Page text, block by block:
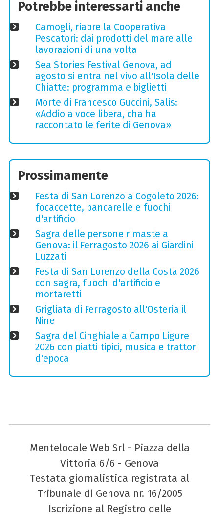
Potrebbe interessarti anche
Camogli, riapre la Cooperativa
Pescatori: dai prodotti del mare alle
lavorazioni di una volta
Sea Stories Festival Genova, ad
agosto si entra nel vivo all'Isola delle
Chiatte: programma e biglietti
Morte di Francesco Guccini, Salis:
«Addio a voce libera, cha ha
raccontato le ferite di Genova»
Prossimamente
Festa di San Lorenzo a Cogoleto 2026:
focaccette, bancarelle e fuochi
d'artificio
Sagra delle persone rimaste a
Genova: il Ferragosto 2026 ai Giardini
Luzzati
Festa di San Lorenzo della Costa 2026
con sagra, fuochi d'artificio e
mortaretti
Grigliata di Ferragosto all'Osteria il
Nine
Sagra del Cinghiale a Campo Ligure
2026 con piatti tipici, musica e trattori
d'epoca
Mentelocale Web Srl - Piazza della
Vittoria 6/6 - Genova
Testata giornalistica registrata al
Tribunale di Genova nr. 16/2005
Iscrizione al Registro delle